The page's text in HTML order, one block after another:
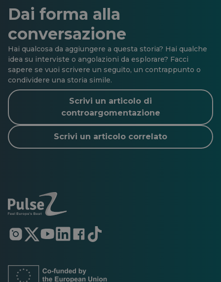
Dai forma alla
conversazione
Hai qualcosa da aggiungere a questa storia? Hai qualche
idea su interviste o angolazioni da esplorare? Facci
sapere se vuoi scrivere un seguito, un contrappunto o
condividere una storia simile.
Scrivi un articolo di
controargomentazione
Scrivi un articolo correlato
Si
apre
nuova
scheda
Si
apre
nuova
scheda
Si
apre
nuova
scheda
Si
apre
nuova
scheda
Si
apre
nuova
scheda
Si
apre
scheda